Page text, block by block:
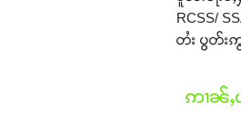
RCSS/
တႆး ပွတ်းဢွ
ဢၢၼ်ႇ